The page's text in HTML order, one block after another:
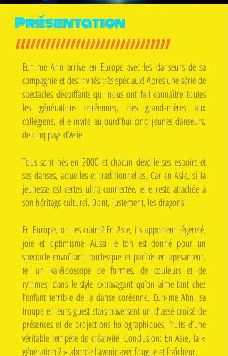
Présentation
///////////////////////////////
Eun-me Ahn arrive en Europe avec les danseurs de sa
compagnie et des invités très spéciaux! Après une série de
spectacles décoiffants qui nous ont fait connaître toutes
les générations coréennes, des grand-mères aux
collégiens, elle invite aujourd’hui cinq jeunes danseurs,
de cinq pays d’Asie.
Tous sont nés en 2000 et chacun dévoile ses espoirs et
ses danses, actuelles et traditionnelles. Car en Asie, si la
jeunesse est certes ultra-connectée, elle reste attachée à
son héritage culturel. Dont, justement, les dragons!
En Europe, on les craint? En Asie, ils apportent légèreté,
joie et optimisme. Aussi le ton est donné pour un
spectacle envoûtant, burlesque et parfois en apesanteur,
tel un kaléidoscope de formes, de couleurs et de
rythmes, dans le style extravagant qu’on aime tant chez
l’enfant terrible de la danse coréenne. Eun-me Ahn, sa
troupe et leurs guest stars traversent un chassé-croisé de
présences et de projections holographiques, fruits d’une
véritable tempête de créativité. Conclusion: En Asie, la «
génération Z » aborde l’avenir avec fougue et fraîcheur.